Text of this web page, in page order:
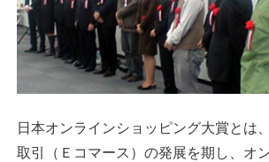
日本オンラインショッピング大賞とは
取引（Ｅコマース）の発展を期し、オ